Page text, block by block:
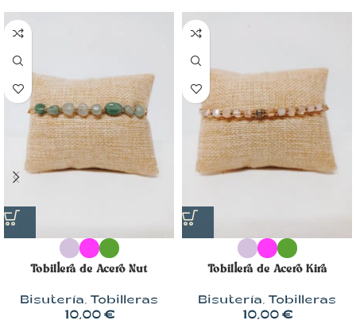
Tobillera de Acero Nut
Bisutería, Tobilleras
10,00 €
Tobillera de Acero Kira
Bisutería, Tobilleras
10,00 €